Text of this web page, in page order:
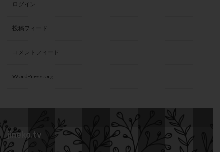
ログイン
投稿フィード
コメントフィード
WordPress.org
jineko.tv